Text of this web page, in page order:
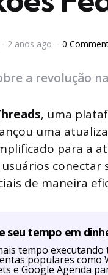
2 anos ago 0
a revolução
, uma
uma
para a
conectar
de maneira
seu tempo em
tempo
populares como
e Google Agenda